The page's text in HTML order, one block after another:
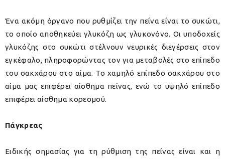
Ένα ακόμη όργανο που ρυθμίζει την πείνα είναι το συκώτι,
το οποίο αποθηκεύει γλυκόζη ως γλυκονόνο. Οι υποδοχείς
γλυκόζης στο συκώτι στέλνουν νευρικές διεγέρσεις στον
εγκέφαλο, πληροφορώντας τον για μεταβολές στο επίπεδο
του σακχάρου στο αίμα. Το χαμηλό επίπεδο σακχάρου στο
αίμα μας επιφέρει αίσθημα πείνας, ενώ το υψηλό επίπεδο
επιφέρει αίσθημα κορεσμού.
Πάγκρεας
Ειδικής σημασίας για τη ρύθμιση της πείνας είναι και η